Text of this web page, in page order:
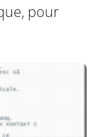
pour